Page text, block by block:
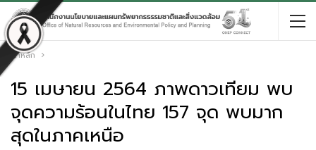
หน้าหลัก
15 เมษายน 2564 ภาพดาวเทียม พบ
จุดความร้อนในไทย 157 จุด พบมาก
สุดในภาคเหนือ